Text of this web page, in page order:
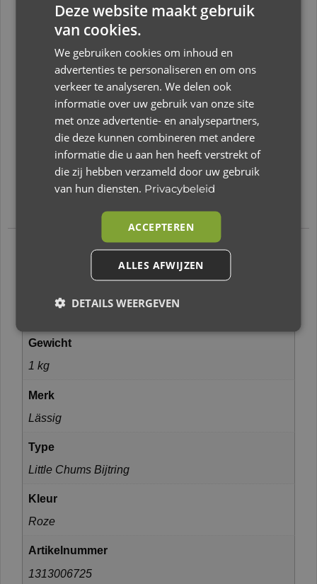
beginnen door te komen. De bijtring is voorzien
van een vrolijke armband met verschillende
vinden. Doordat je kindje op de ring en armband
bijt zal het tandvlees wat verzachten en zullen
de doorkomende tandjes minder pijn doen.
Wanneer je het speeltje korte tijd in de koelkast
bewaart zal het een heerlijk verkoelend effect
geven. Verder is de bijtring gemaakt van
hoogwaardig materiaal en gemakkelijk vast te
houden met kleine kinderhandjes.
Aanvullende
informatie
Gewicht
1 kg
Merk
Lässig
Type
Little Chums Bijtring
Kleur
Roze
Artikelnummer
1313006725
Deze website maakt gebruik
van cookies.
We gebruiken cookies om inhoud en
advertenties te personaliseren en om ons
verkeer te analyseren. We delen ook
informatie over uw gebruik van onze site
met onze advertentie- en analysepartners,
die deze kunnen combineren met andere
informatie die u aan hen heeft verstrekt of
die zij hebben verzameld door uw gebruik
van hun diensten. Privacybeleid
ACCEPTEREN
ALLES AFWIJZEN
DETAILS WEERGEVEN